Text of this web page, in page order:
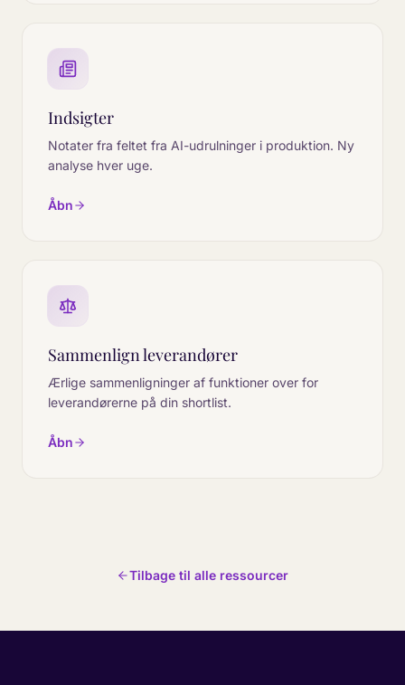
Indsigter
Notater fra feltet fra AI-udrulninger i produktion. Ny
analyse hver uge.
Åbn
Sammenlign leverandører
Ærlige sammenligninger af funktioner over for
leverandørerne på din shortlist.
Åbn
Tilbage til alle ressourcer